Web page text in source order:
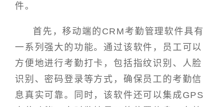
件。
首先，移动端的CRM考勤管理软件具有
一系列强大的功能。通过该软件，员工可以
方便地进行考勤打卡，包括指纹识别、人脸
识别、密码登录等方式，确保员工的考勤信
息真实可靠。同时，该软件还可以集成GPS